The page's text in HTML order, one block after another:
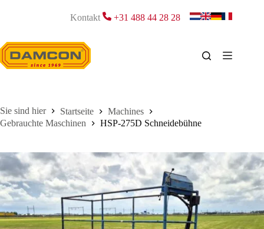
Kontakt +31 488 44 28 28
Startseite
Machines
Gebrauchte Maschinen
HSP-275D Schneidebühne